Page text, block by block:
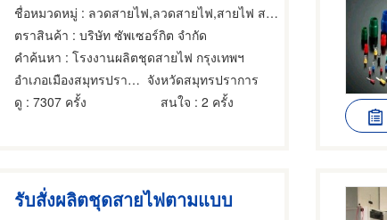
ชื่อหมวดหมู่ : ลวดสายไฟ,ลวดสายไฟ,สายไฟ สายเคเบิ้ล
ตราสินค้า : บริษัท ซัพเซอร์กิต จำกัด
คำค้นหา : โรงงานผลิตชุดสายไฟ กรุงเทพฯ
อำเภอเมืองสมุทรปราการ จังหวัดสมุทรปราการ
ดู : 7307 ครั้ง สนใจ : 2 ครั้ง
รับสั่งผลิตชุดสายไฟตามแบบ